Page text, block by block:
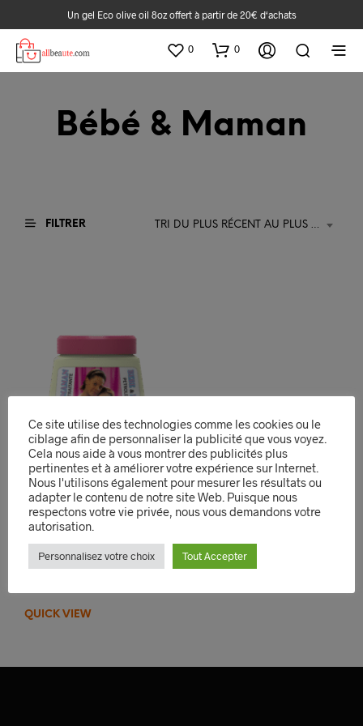
Un gel Eco olive oil 8oz offert à partir de 20€ d‘achats
0 0
Bébé & Maman
FILTRER TRI DU PLUS RÉCENT AU PLUS ANCIEN
Bébé & Maman
Pommade Traitante
3,59€–4,99€
Les
QUICK VIEW
Ce site utilise des technologies comme les cookies ou le
ciblage afin de personnaliser la publicité que vous voyez.
Cela nous aide à vous montrer des publicités plus
pertinentes et à améliorer votre expérience sur Internet.
Nous l'utilisons également pour mesurer les résultats ou
adapter le contenu de notre site Web. Puisque nous
respectons votre vie privée, nous vous demandons votre
autorisation.
Personnalisez votre choix Tout Accepter